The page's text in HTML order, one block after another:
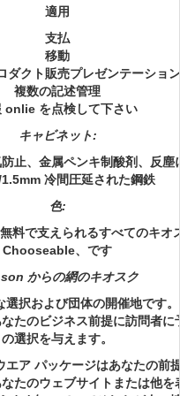
適用
支払
移動
ダクト販売プレゼンテーション
複数の記述管理
onlie を点検して下さい
キャビネット:
止、金属ペンキ制酸剤、反塵
冷間圧延された鋼鉄
色:
料で支えられるすべてのキオ
Chooseable、です
からの網のキオスク
択および団体の開催地です
たのビジネス前提に訪問者
の選択を与えます。
ア パッケージはあなたの前
たのウェブサイトまたは他